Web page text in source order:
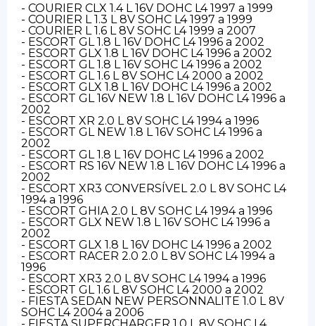
- COURIER CLX 1.4 L 16V DOHC L4 1997 a 1999
- COURIER L 1.3 L 8V SOHC L4 1997 a 1999
- COURIER L 1.6 L 8V SOHC L4 1999 a 2007
- ESCORT GL 1.8 L 16V DOHC L4 1996 a 2002
- ESCORT GLX 1.8 L 16V DOHC L4 1996 a 2002
- ESCORT GL 1.8 L 16V SOHC L4 1996 a 2002
- ESCORT GL 1.6 L 8V SOHC L4 2000 a 2002
- ESCORT GLX 1.8 L 16V DOHC L4 1996 a 2002
- ESCORT GL 16V NEW 1.8 L 16V DOHC L4 1996 a
2002
- ESCORT XR 2.0 L 8V SOHC L4 1994 a 1996
- ESCORT GL NEW 1.8 L 16V SOHC L4 1996 a
2002
- ESCORT GL 1.8 L 16V DOHC L4 1996 a 2002
- ESCORT RS 16V NEW 1.8 L 16V DOHC L4 1996 a
2002
- ESCORT XR3 CONVERSÍVEL 2.0 L 8V SOHC L4
1994 a 1996
- ESCORT GHIA 2.0 L 8V SOHC L4 1994 a 1996
- ESCORT GLX NEW 1.8 L 16V SOHC L4 1996 a
2002
- ESCORT GLX 1.8 L 16V DOHC L4 1996 a 2002
- ESCORT RACER 2.0 2.0 L 8V SOHC L4 1994 a
1996
- ESCORT XR3 2.0 L 8V SOHC L4 1994 a 1996
- ESCORT GL 1.6 L 8V SOHC L4 2000 a 2002
- FIESTA SEDAN NEW PERSONNALITE 1.0 L 8V
SOHC L4 2004 a 2006